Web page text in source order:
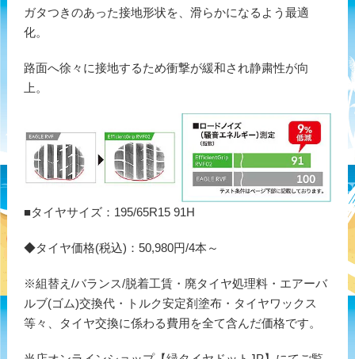
ガタつきのあった接地形状を、滑らかになるよう最適
化。
路面へ徐々に接地するため衝撃が緩和され静粛性が向
上。
■タイヤサイズ：195/65R15 91H
◆タイヤ価格(税込)：50,980円/4本～
※組替え/バランス/脱着工賃・廃タイヤ処理料・エアーバ
ルブ(ゴム)交換代・トルク安定剤塗布・タイヤワックス
等々、タイヤ交換に係わる費用を全て含んだ価格です。